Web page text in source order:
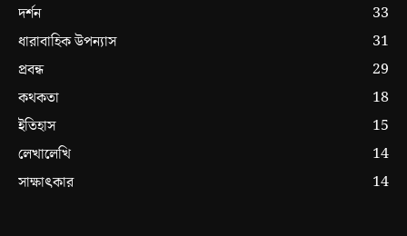
দর্শন
33
ধারাবাহিক উপন্যাস
31
প্রবন্ধ
29
কথকতা
18
ইতিহাস
15
লেখালেখি
14
সাক্ষাৎকার
14